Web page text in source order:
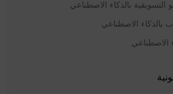
التسويقية بالذكاء الاصطناعي
بالذكاء الاصطناعي
الاصطناعي